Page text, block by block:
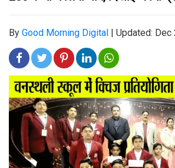
By Good Morning Digital | Updated: Dec